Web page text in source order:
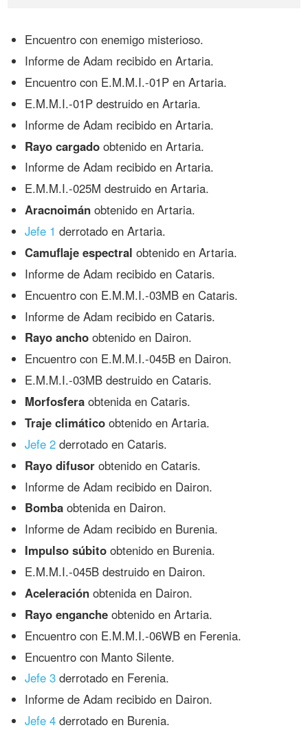
Encuentro con enemigo misterioso.
Informe de Adam recibido en Artaria.
Encuentro con E.M.M.I.-01P en Artaria.
E.M.M.I.-01P destruido en Artaria.
Informe de Adam recibido en Artaria.
Rayo cargado obtenido en Artaria.
Informe de Adam recibido en Artaria.
E.M.M.I.-025M destruido en Artaria.
Aracnoimán obtenido en Artaria.
Jefe 1 derrotado en Artaria.
Camuflaje espectral obtenido en Artaria.
Informe de Adam recibido en Cataris.
Encuentro con E.M.M.I.-03MB en Cataris.
Informe de Adam recibido en Cataris.
Rayo ancho obtenido en Dairon.
Encuentro con E.M.M.I.-045B en Dairon.
E.M.M.I.-03MB destruido en Cataris.
Morfosfera obtenida en Cataris.
Traje climático obtenido en Artaria.
Jefe 2 derrotado en Cataris.
Rayo difusor obtenido en Cataris.
Informe de Adam recibido en Dairon.
Bomba obtenida en Dairon.
Informe de Adam recibido en Burenia.
Impulso súbito obtenido en Burenia.
E.M.M.I.-045B destruido en Dairon.
Aceleración obtenida en Dairon.
Rayo enganche obtenido en Artaria.
Encuentro con E.M.M.I.-06WB en Ferenia.
Encuentro con Manto Silente.
Jefe 3 derrotado en Ferenia.
Informe de Adam recibido en Dairon.
Jefe 4 derrotado en Burenia.